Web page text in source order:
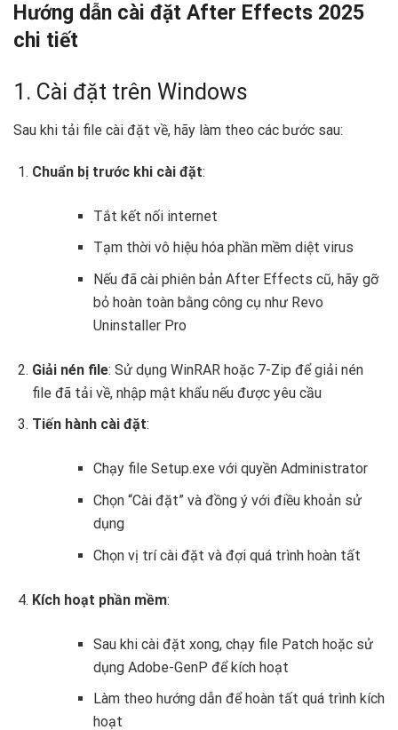
Hướng dẫn cài đặt After Effects 2025
chi tiết
1. Cài đặt trên Windows ️
Sau khi tải file cài đặt về, hãy làm theo các bước sau:
Chuẩn bị trước khi cài đặt:
Tắt kết nối internet
Tạm thời vô hiệu hóa phần mềm diệt virus
Nếu đã cài phiên bản After Effects cũ, hãy gỡ
bỏ hoàn toàn bằng công cụ như Revo
Uninstaller Pro
Giải nén file: Sử dụng WinRAR hoặc 7-Zip để giải nén
file đã tải về, nhập mật khẩu nếu được yêu cầu
Tiến hành cài đặt:
Chạy file Setup.exe với quyền Administrator
Chọn “Cài đặt” và đồng ý với điều khoản sử
dụng
Chọn vị trí cài đặt và đợi quá trình hoàn tất
Kích hoạt phần mềm:
Sau khi cài đặt xong, chạy file Patch hoặc sử
dụng Adobe-GenP để kích hoạt
Làm theo hướng dẫn để hoàn tất quá trình kích
hoạt